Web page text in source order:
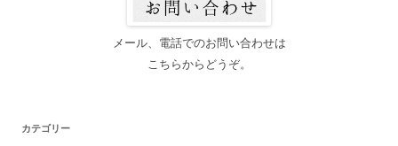
メール、電話でのお問い合わせは
こちらからどうぞ。
カテゴリー